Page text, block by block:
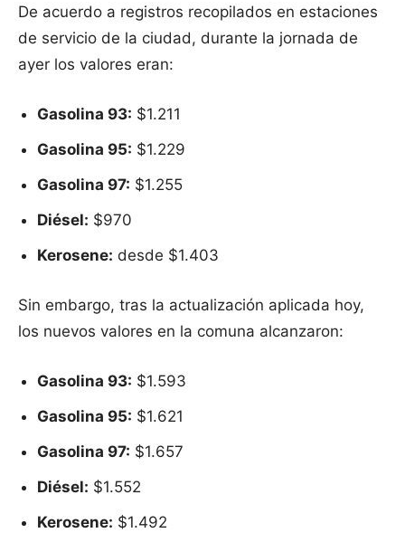
De acuerdo a registros recopilados en estaciones
de servicio de la ciudad, durante la jornada de
ayer los valores eran:
Gasolina 93: $1.211
Gasolina 95: $1.229
Gasolina 97: $1.255
Diésel: $970
Kerosene: desde $1.403
Sin embargo, tras la actualización aplicada hoy,
los nuevos valores en la comuna alcanzaron:
Gasolina 93: $1.593
Gasolina 95: $1.621
Gasolina 97: $1.657
Diésel: $1.552
Kerosene: $1.492